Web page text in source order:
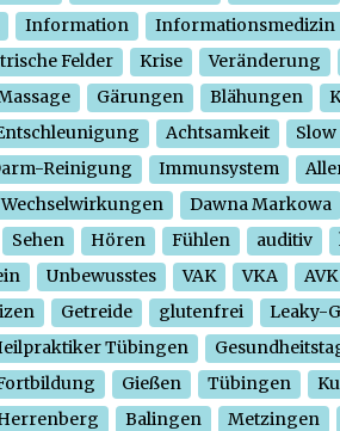
Information
Informationsmedizin
Felder Krise
Veränderung
Gärungen Blähungen
Achtsamkeit
Slow
Reinigung Immunsystem
Wechselwirkungen
Dawna Markowa
Sehen Hören Fühlen auditiv
Unbewusstes VAK VKA
AVK
Getreide glutenfrei
Leaky-
Tübingen
Gießen Tübingen
Balingen
Metzingen